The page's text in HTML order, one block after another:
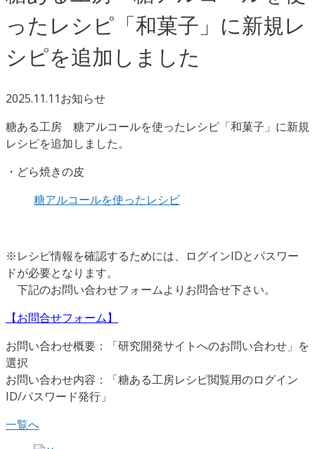
ったレシピ「和菓子」に新規レ
シピを追加しました
2025.11.11お知らせ
糖ある工房 糖アルコールを使ったレシピ「和菓子」に新規
レシピを追加しました。
・どら焼きの皮
糖アルコールを使ったレシピ
※レシピ情報を確認するためには、ログインIDとパスワー
ドが必要となります。
下記のお問い合わせフォームよりお問合せ下さい。
【お問合せフォーム】
お問い合わせ概要：「研究開発サイトへのお問い合わせ」を
選択
お問い合わせ内容：「糖ある工房レシピ閲覧用のログイン
ID/パスワード発行」
一覧へ